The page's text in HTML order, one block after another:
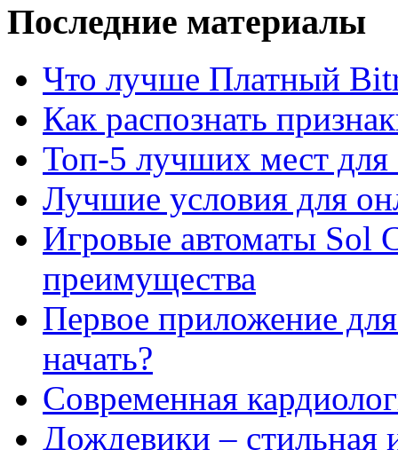
Последние материалы
Что лучше Платный
Как распознать
Топ-5 лучших мест для
Лучшие условия для
Игровые автоматы Sol
преимущества
Первое приложение
начать?
Современная
Дождевики – стильная